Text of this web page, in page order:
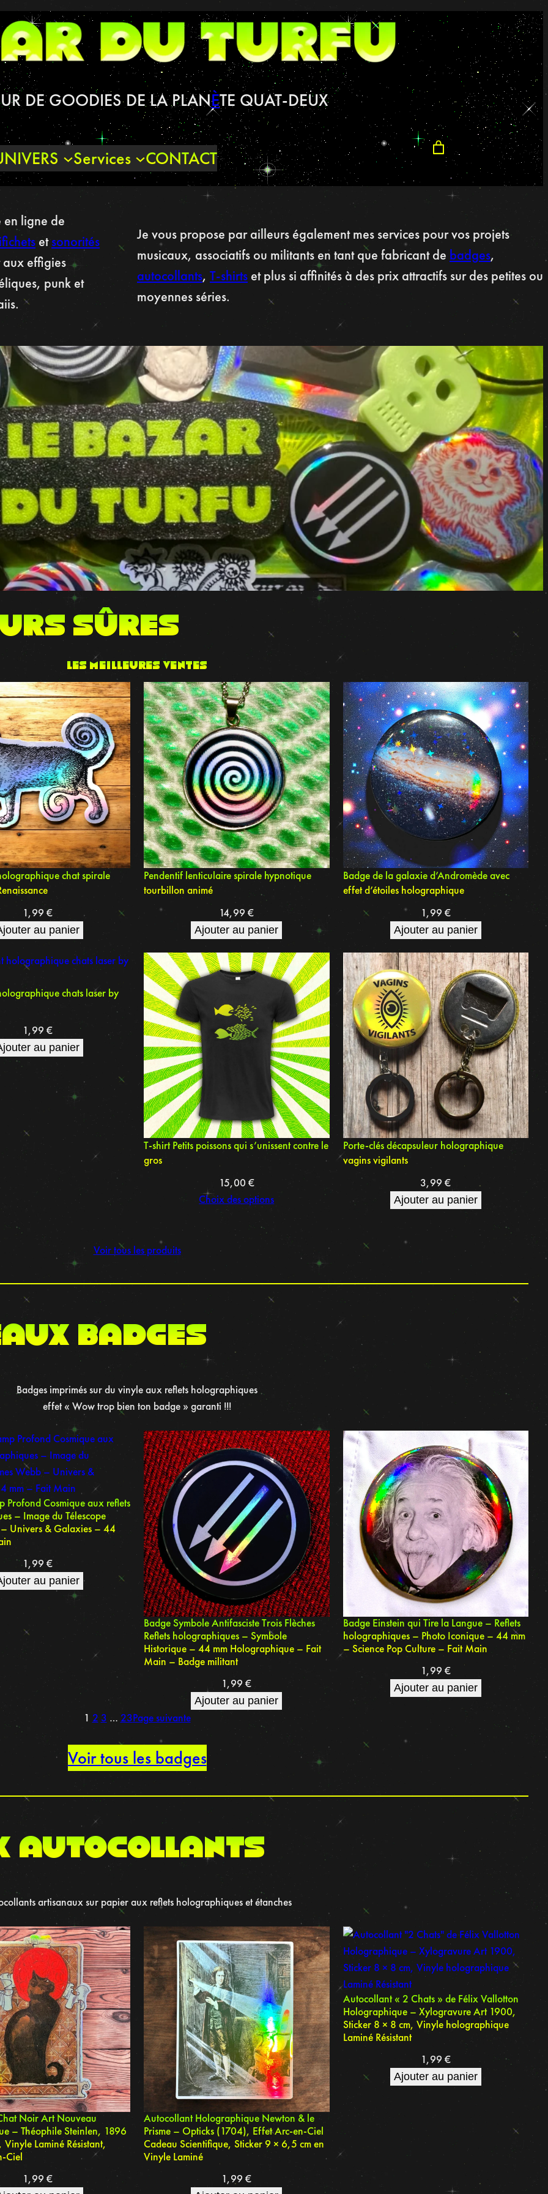
DE GOODIES DE LA PLANÈTE QUAT-DEUX
Services CONTACT
en ligne de
etsonorités
effigies
punk et
Je vous propose par ailleurs également mes services pour vos projets
musicaux, associatifs ou militants en tant que fabricant de badges,
autocollants, T-shirts et plus si affinités à des prix attractifs sur des petites ou
moyennes séries.
sûres
Les meilleures ventes
chat spirale
1,99 €
au panier
Pendentif lenticulaire spirale hypnotique
tourbillon animé
14,99€
Ajouter au panier
Badge de la galaxie d’Andromède avec
effet d’étoiles holographique
1,99 €
Ajouter au panier
chats laser by
1,99 €
au panier
T-shirt Petits poissons qui s’unissent contre le
gros
15,00 €
Choix des options
Porte-clés décapsuleur holographique
vagins vigilants
3,99€
Ajouter au panier
Voir tous les produits
BADGES
Badges imprimés sur du vinyle aux reflets holographiques
effet « Wow trop bien ton badge » garanti !!!
Profond Cosmique aux reflets
– Image du Télescope
– Univers & Galaxies – 44
1,99 €
au panier
Badge Symbole Antifasciste Trois Flèches
Reflets holographiques – Symbole
Historique – 44 mm Holographique – Fait
Main – Badge militant
1,99€
Ajouter au panier
Badge Einstein qui Tire la Langue – Reflets
holographiques – Photo Iconique – 44 mm
– Science Pop Culture – Fait Main
1,99 €
Ajouter au panier
1 2 3 … 23Page suivante
Voir tous les badges
autocollants
artisanaux sur papier aux reflets holographiques et étanches
Noir Art Nouveau
– Théophile Steinlen, 1896
Laminé Résistant,
Ciel
1,99 €
Autocollant Holographique Newton & le
Prisme – Opticks (1704), Effet Arc-en-Ciel
Cadeau Scientifique, Sticker 9 × 6,5 cm en
Vinyle Laminé
1,99€
Autocollant « 2 Chats » de Félix Vallotton
Holographique – Xylogravure Art 1900,
Sticker 8 × 8 cm, Vinyle holographique
Laminé Résistant
1,99 €
Ajouter au panier